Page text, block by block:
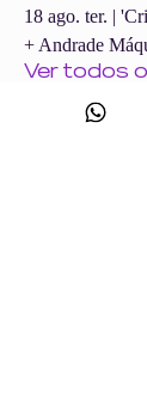
18 ago. ter. |
+ Andrade
Ver todos